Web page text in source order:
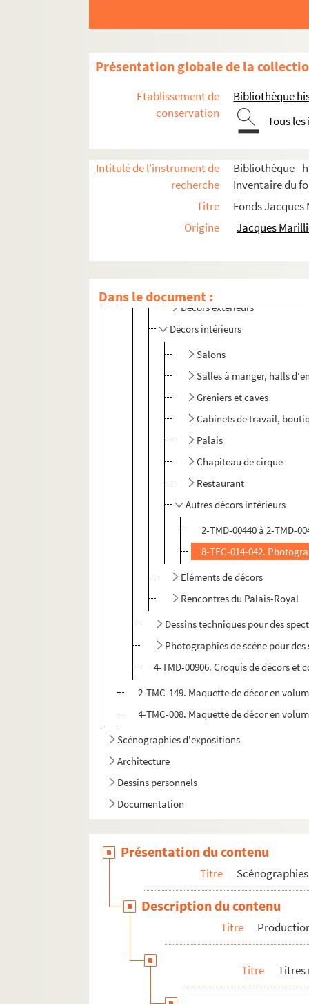
Présentation globale de la
Etablissement de
conservation
Bibliothèque
Tous
Intitulé de l'instrument de
recherche
Bibliothèque
Inventaire du
Titre
Fonds
Origine
Jacques
Dans le document :
Liliom
La nuit de Tanger (Etchevery)
Le roi-cerf
Tosca
Un bal masqué
Une lune pour les déshérités
Titres non identifiés
Dessins et photographies de décor
Décors extérieurs
Décors intérieurs
Salons
Salles à manger, halls
Greniers et caves
Cabinets de travail,
Palais
Chapiteau de cirque
Restaurant
Autres décors intérieurs
2-TMD-00440 à 2-TMD-
8-TEC-014-042.
Eléments de décors
Rencontres du Palais-Royal
Dessins techniques pour des
Photographies de scène pour
4-TMD-00906. Croquis de décors et
2-TMC-149. Maquette de décor en
4-TMC-008. Maquette de décor en
Scénographies d'expositions
Architecture
Dessins personnels
Documentation
Présentation du contenu
Titre
Description du contenu
Titre
Titre Titres